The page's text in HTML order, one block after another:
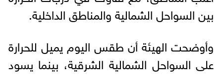
بين السواحل الشمالية والمناطق الداخلية.
وأوضحت الهيئة أن طقس اليوم يميل للحرارة
على السواحل الشمالية الشرقية، بينما يسود